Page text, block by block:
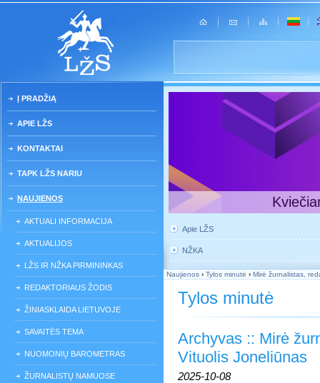
Į PRADŽIĄ
APIE LŽS
KONTAKTAI
TAPK LŽS NARIU
NAUJIENOS
AKTUALI INFORMACIJA
AKTUALIJOS
LŽS IR NŽKA PIRMININKAS
REDAKTORIAUS ŽODIS
ŽINIASKLAIDA LIETUVOJE
SAVAITĖS TEMA
NUOMONIŲ BAROMETRAS
ŽURNALISTŲ NAMUOSE
Apie LŽS
NŽKA
Naujienos › Tylos minutė › Mirė žurnalistas,
Tylos minutė
Archyvas :: Mirė
Vituolis Joneliūnas
2025-10-08